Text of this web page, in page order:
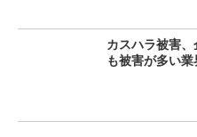
カスハラ被害
も被害が多い業